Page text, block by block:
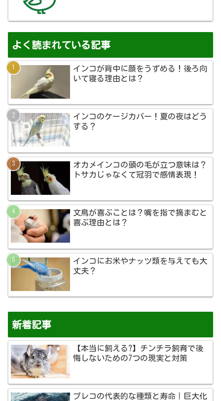
よく読まれている記事
インコが背中に顔をうずめる！後ろ向
いて寝る理由とは？
インコのケージカバー！夏の夜はどう
する？
オカメインコの頭の毛が立つ意味は？
トサカじゃなくて冠羽で感情表現！
文鳥が喜ぶことは？嘴を指で摘まむと
喜ぶ理由とは？
インコにお米やナッツ類を与えても大
丈夫？
新着記事
【本当に飼える?】チンチラ飼育で後
悔しないための7つの現実と対策
プレコの代表的な種類と寿命｜巨大化